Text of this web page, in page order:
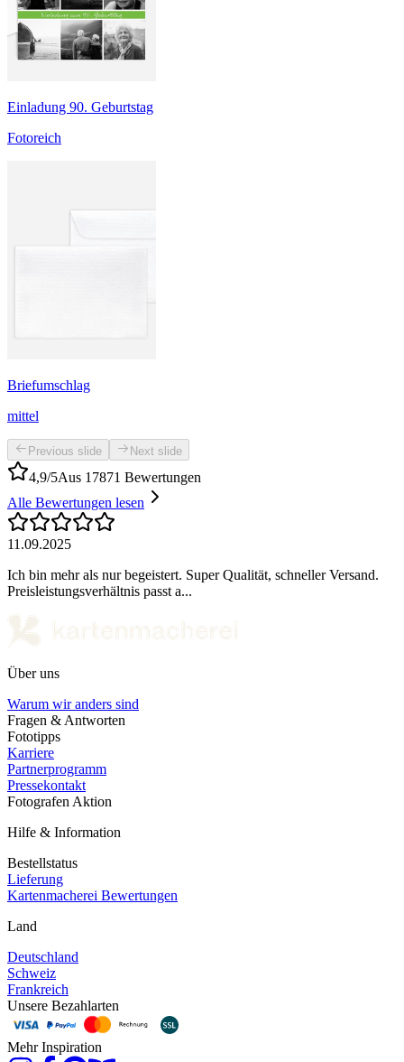
Einladung 90. Geburtstag
Fotoreich
Briefumschlag
mittel
Previous slide Next slide
4,9/5Aus 17871 Bewertungen
Alle Bewertungen lesen
11.09.2025
Ich bin mehr als nur begeistert. Super Qualität, schneller Versand.
Preisleistungsverhältnis passt a...
Über uns
Warum wir anders sind
Fragen & Antworten
Fototipps
Karriere
Partnerprogramm
Pressekontakt
Fotografen Aktion
Hilfe & Information
Bestellstatus
Lieferung
Kartenmacherei Bewertungen
Land
Deutschland
Schweiz
Frankreich
Unsere Bezahlarten
Mehr Inspiration